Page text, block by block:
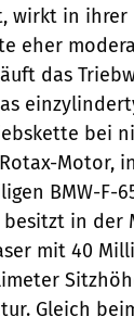
wirkt in ihrer
eher
das
bei
Motor,
BMW-F-
besitzt in der
mit 40
Gleich